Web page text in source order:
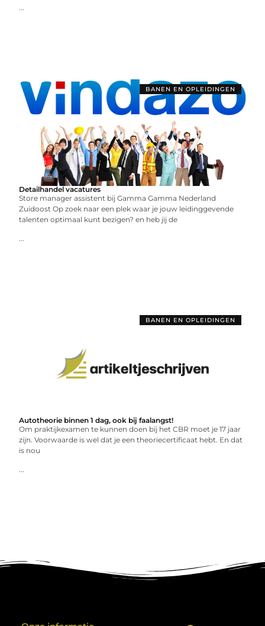
...
BANEN EN OPLEIDINGEN
Detailhandel vacatures
Store manager assistent bij Gamma Gamma Nederland
Zuidoost Op zoek naar een plek waar je jouw leidinggevende
talenten optimaal kunt bezigen? en heb jij de
...
BANEN EN OPLEIDINGEN
Autotheorie binnen 1 dag, ook bij faalangst!
Om praktijkexamen te kunnen doen bij het CBR moet je 17 jaar
zijn. Voorwaarde is wel dat je een theoriecertificaat hebt. En dat
is nou
...